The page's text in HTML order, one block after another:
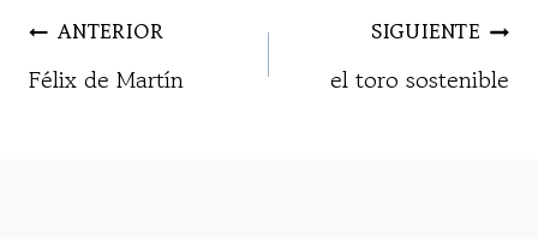
NAVEGACIÓN
DE
ANTERIOR
Félix de Martín
SIGUIENTE
el toro sostenible